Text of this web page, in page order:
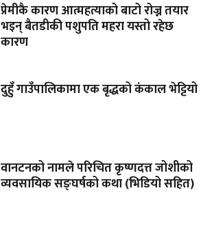
प्रेमीकै कारण आत्महत्याको बाटो रोज्न तयार
भइन् बैतडीकी पशुपति महरा यस्तो रहेछ
कारण
दुहुँ गाउँपालिकामा एक बृद्धको कंकाल भेट्टियो
वानटनको नामले परिचित कृष्णदत्त जोशीको
व्यवसायिक सङ्घर्षको कथा (भिडियो सहित)